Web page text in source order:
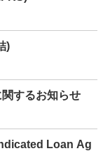
)
するお知らせ
Loan Ag